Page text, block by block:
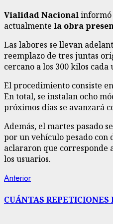
Vialidad Nacionalinformó
actualmente la obra
Las labores se llevan
reemplazo de tres juntas
cercano a los 300 kilos cada
El procedimiento consiste
En total, se instalan ocho
próximos días se avanzará
Además, el martes pasado
por un vehículo pesado con
aclararon que corresponde
los usuarios.
Navegación
de
AnteriorEntrada
CUÁNTAS REPETICIONES